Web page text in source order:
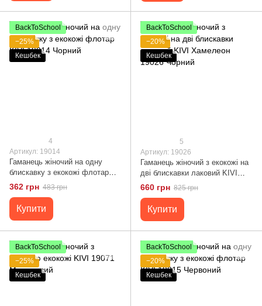
BackToSchool
−25%
Кешбек
4
Артикул: 19014
Гаманець жіночий на одну
блискавку з екокожі флотар
KIVI 19014 Чорний
362 грн 483 грн
Купити
BackToSchool
−20%
Кешбек
5
Артикул: 19026
Гаманець жіночий з екокожі на
дві блискавки лаковий KIVI
Хамелеон 19026 Чорний
660 грн 825 грн
Купити
BackToSchool
−25%
Кешбек
BackToSchool
−20%
Кешбек